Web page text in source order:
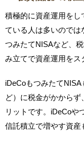
積極的に資産運用をし
ている人は多いのでは
つみたてNISAなど、
み立てで資産運用をス
iDeCoもつみたて
ど）に税金がかから
リットです。iDeCoや
信託積立で増やす資産